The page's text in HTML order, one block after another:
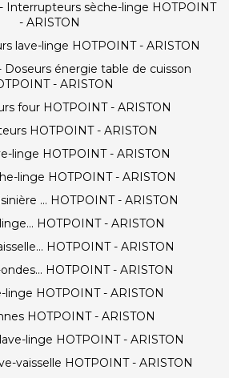
Interrupteurs sèche-linge HOTPOINT
- ARISTON
lave-linge HOTPOINT - ARISTON
énergie table de cuisson
- ARISTON
four HOTPOINT - ARISTON
HOTPOINT - ARISTON
linge HOTPOINT - ARISTON
linge HOTPOINT - ARISTON
... HOTPOINT - ARISTON
HOTPOINT - ARISTON
HOTPOINT - ARISTON
HOTPOINT - ARISTON
linge HOTPOINT - ARISTON
HOTPOINT - ARISTON
linge HOTPOINT - ARISTON
vaisselle HOTPOINT - ARISTON